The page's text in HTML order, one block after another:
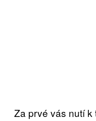
Za prvé vás nutí k